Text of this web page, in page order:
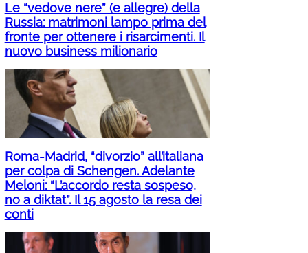
Le “vedove nere” (e allegre) della
Russia: matrimoni lampo prima del
fronte per ottenere i risarcimenti. Il
nuovo business milionario
Roma-Madrid, “divorzio” all’italiana
per colpa di Schengen. Adelante
Meloni: “L’accordo resta sospeso,
no a diktat”. Il 15 agosto la resa dei
conti